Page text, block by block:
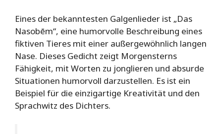
Eines der bekanntesten Galgenlieder ist „Das
Nasobēm“, eine humorvolle Beschreibung eines
fiktiven Tieres mit einer außergewöhnlich langen
Nase. Dieses Gedicht zeigt Morgensterns
Fähigkeit, mit Worten zu jonglieren und absurde
Situationen humorvoll darzustellen. Es ist ein
Beispiel für die einzigartige Kreativität und den
Sprachwitz des Dichters.